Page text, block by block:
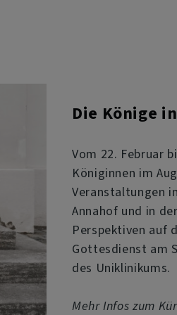
Die Könige
Vom 22. Februar
Königinnen im
Veranstaltungen
Annahof und in
Perspektiven auf
Gottesdienst am
des Uniklinikums.
Mehr Infos zum